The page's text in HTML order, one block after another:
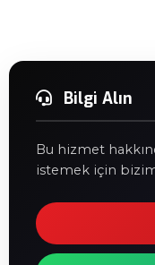
Bilgi Alın
Bu hizmet
istemek için